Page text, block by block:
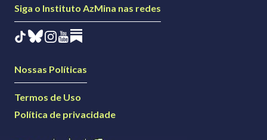
Siga o Instituto AzMina nas redes
Nossas Políticas
Termos de Uso
Política de privacidade